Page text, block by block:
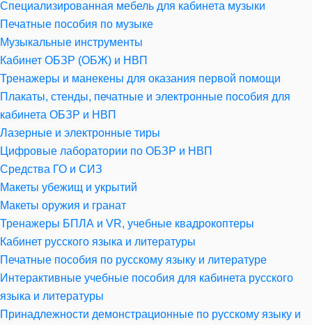
Специализированная мебель для кабинета музыки
Печатные пособия по музыке
Музыкальные инструменты
Кабинет ОБЗР (ОБЖ) и НВП
Тренажеры и манекены для оказания первой помощи
Плакаты, стенды, печатные и электронные пособия для
кабинета ОБЗР и НВП
Лазерные и электронные тиры
Цифровые лаборатории по ОБЗР и НВП
Средства ГО и СИЗ
Макеты убежищ и укрытий
Макеты оружия и гранат
Тренажеры БПЛА и VR, учебные квадрокоптеры
Кабинет русского языка и литературы
Печатные пособия по русскому языку и литературе
Интерактивные учебные пособия для кабинета русского
языка и литературы
Принадлежности демонстрационные по русскому языку и